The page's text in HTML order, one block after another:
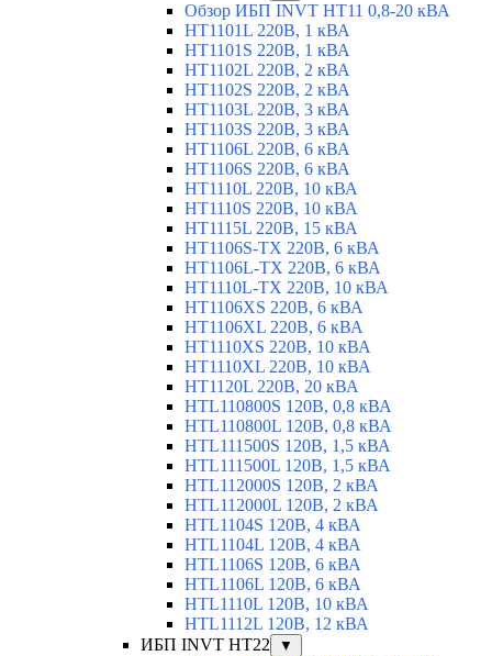
Обзор ИБП INVT HT11 0,8-20 кВА
HT1101L 220В, 1 кВА
HT1101S 220В, 1 кВА
HT1102L 220В, 2 кВА
HT1102S 220В, 2 кВА
HT1103L 220В, 3 кВА
HT1103S 220В, 3 кВА
HT1106L 220В, 6 кВА
HT1106S 220В, 6 кВА
HT1110L 220В, 10 кВА
HT1110S 220В, 10 кВА
HT1115L 220В, 15 кВА
HT1106S-TX 220В, 6 кВА
HT1106L-TX 220В, 6 кВА
HT1110L-TX 220В, 10 кВА
HT1106XS 220В, 6 кВА
HT1106XL 220В, 6 кВА
HT1110XS 220В, 10 кВА
HT1110XL 220В, 10 кВА
HT1120L 220В, 20 кВА
HTL110800S 120В, 0,8 кВА
HTL110800L 120В, 0,8 кВА
HTL111500S 120В, 1,5 кВА
HTL111500L 120В, 1,5 кВА
HTL112000S 120В, 2 кВА
HTL112000L 120В, 2 кВА
HTL1104S 120В, 4 кВА
HTL1104L 120В, 4 кВА
HTL1106S 120В, 6 кВА
HTL1106L 120В, 6 кВА
HTL1110L 120В, 10 кВА
HTL1112L 120В, 12 кВА
ИБП INVT HT22
▼